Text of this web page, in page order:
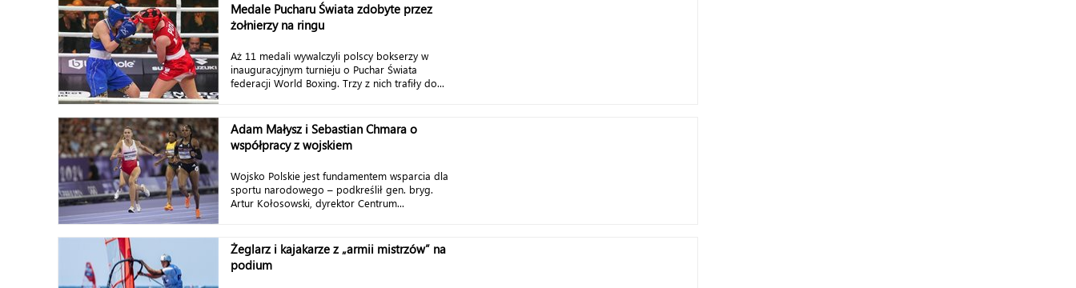
Medale Pucharu Świata zdobyte przez
żołnierzy na ringu
Aż 11 medali wywalczyli polscy bokserzy w
inauguracyjnym turnieju o Puchar Świata
federacji World Boxing. Trzy z nich trafiły do...
Adam Małysz i Sebastian Chmara o
współpracy z wojskiem
Wojsko Polskie jest fundamentem wsparcia dla
sportu narodowego – podkreślił gen. bryg.
Artur Kołosowski, dyrektor Centrum...
Żeglarz i kajakarze z „armii mistrzów” na
podium